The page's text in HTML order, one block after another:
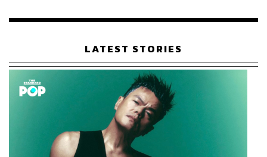
เรือนไทยที่ถูกซุกไว้
LATEST STORIES